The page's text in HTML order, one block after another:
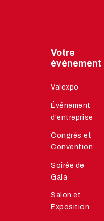
Votre
événement
Valexpo
Événement
d'entreprise
Congrès et
Convention
Soirée de
Gala
Salon et
Exposition